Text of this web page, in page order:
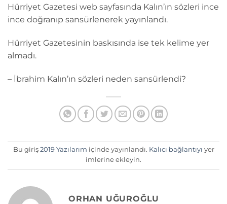
Hürriyet Gazetesi web sayfasında Kalın’ın sözleri ince
ince doğranıp sansürlenerek yayınlandı.
Hürriyet Gazetesinin baskısında ise tek kelime yer
almadı.
– İbrahim Kalın’ın sözleri neden sansürlendi?
Bu giriş 2019 Yazılarım içinde yayınlandı. Kalıcı bağlantıyı yer
imlerine ekleyin.
ORHAN UĞUROĞLU